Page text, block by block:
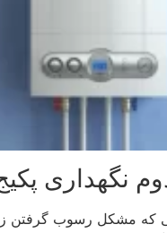
نگهداری
که مشکل رسوب گرفتن